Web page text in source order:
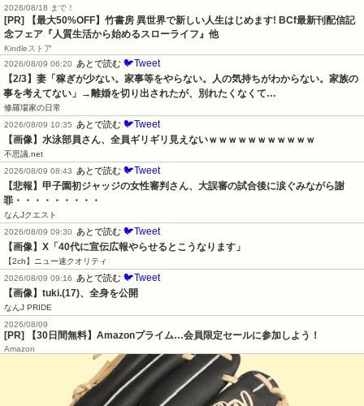
2026/08/18 まで！
[PR] 【最大50%OFF】竹書房 異世界で新しい人生はじめます! BCf最新刊配信記
念フェア『人質生活から始めるスローライフ』他
Kindleストア
2026/08/09 06:20
あとで読む 🐦Tweet
【2/3】妻「稼ぎが少ない。家事等をやらない。人の気持ちがわからない。家族の
事を考えてない」→離婚を切り出されたが、別れたくなくて…
修羅場家の日常
2026/08/09 10:35
あとで読む 🐦Tweet
【画像】水泳部員さん、全員ギリギリ見えないｗｗｗｗｗｗｗｗｗｗｗ
不思議.net
2026/08/09 08:43
あとで読む 🐦Tweet
【悲報】甲子園初ジャッジの女性審判さん、大誤審の試合後に涙ぐみながら謝
罪・・・・・・・・・
なんJクエスト
2026/08/09 09:30
あとで読む 🐦Tweet
【画像】X「40代に宣伝広報やらせるとこうなります」
【2ch】ニュー速クオリティ
2026/08/09 09:16
あとで読む 🐦Tweet
【画像】tuki.(17)、全身を公開
なんJ PRIDE
2026/08/09
[PR] 【30日間無料】Amazonプライム…会員限定セールに参加しよう！
Amazon